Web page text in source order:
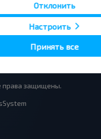
права защищены.
Отклонить
Настроить
Принять все